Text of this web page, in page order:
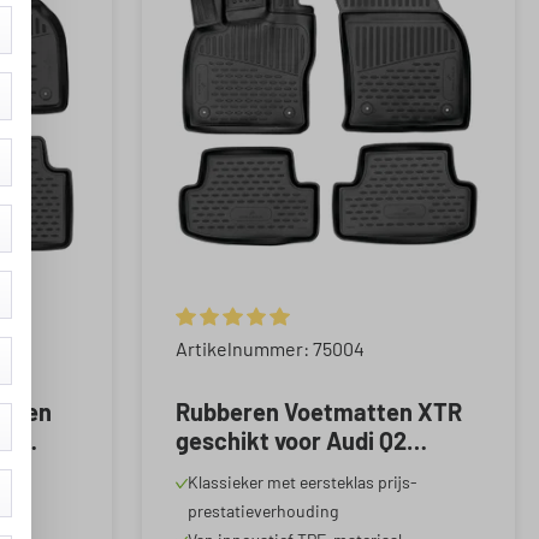
van 5 sterren
Q3
Gemiddelde waardering van 5 van 5 sterren
Artikelnummer: 75004
Rubberen Voetmatten XTR
geschikt voor Audi Q2
06/2016-Vandaag
Klassieker met eersteklas prijs-
prestatieverhouding